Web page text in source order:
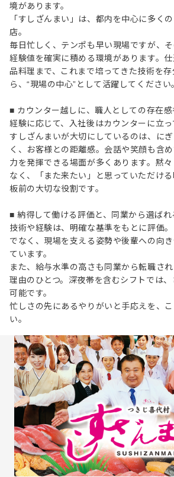
境があります。
「すしざんまい」は、都内を中心に多く
店。
毎日忙しく、テンポも早い現場ですが、
経験値を確実に積める環境があります。
品料理まで、これまで培ってきた技術を
ら、“現場の中心”として活躍してください
■ カウンター越しに、職人としての存在感
経験に応じて、入社後はカウンターに立っ
すしざんまいが大切にしているのは、に
く、お客様との距離感。会話や笑顔も含
力を発揮できる場面が多くあります。黙
なく、「また来たい」と思っていただける
板前の大切な役割です。
■ 納得して働ける評価と、同業から選ばれ
技術や経験は、明確な基準をもとに評価
でなく、現場を支える姿勢や後輩への向
ています。
また、給与水準の高さも同業から転職さ
理由のひとつ。深夜帯を含むシフトでは
可能です。
忙しさの先にあるやりがいと手応えを、
い。